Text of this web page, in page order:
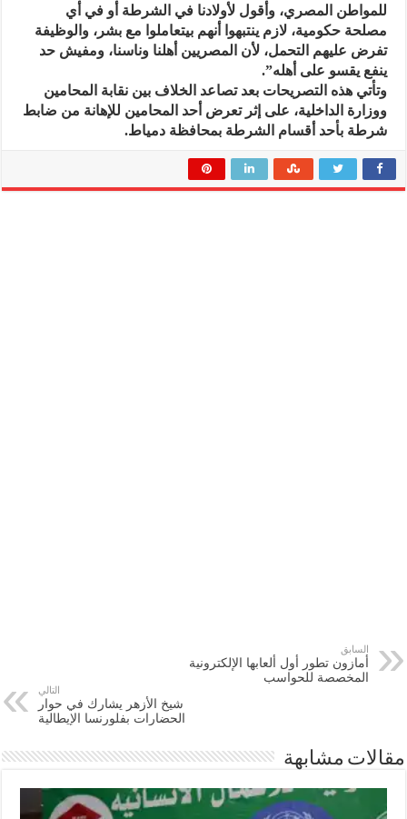
للمواطن المصري، وأقول لأولادنا في الشرطة أو في أي
مصلحة حكومية، لازم ينتبهوا أنهم بيتعاملوا مع بشر، والوظيفة
تفرض عليهم التحمل، لأن المصريين أهلنا وناسنا، ومفيش حد
ينفع يقسو على أهله”.
وتأتي هذه التصريحات بعد تصاعد الخلاف بين نقابة المحامين
ووزارة الداخلية، على إثر تعرض أحد المحامين للإهانة من ضابط
شرطة بأحد أقسام الشرطة بمحافظة دمياط.
السابق
أمازون تطور أول ألعابها الإلكترونية
المخصصة للحواسب
التالي
شيخ الأزهر يشارك في حوار
الحضارات بفلورنسا الإيطالية
مقالات مشابهة